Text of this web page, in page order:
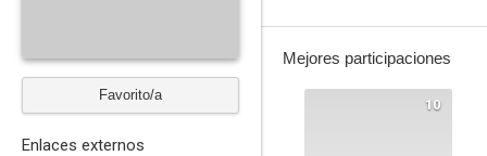
Favorito/a
Enlaces externos
Mejores participaciones
10